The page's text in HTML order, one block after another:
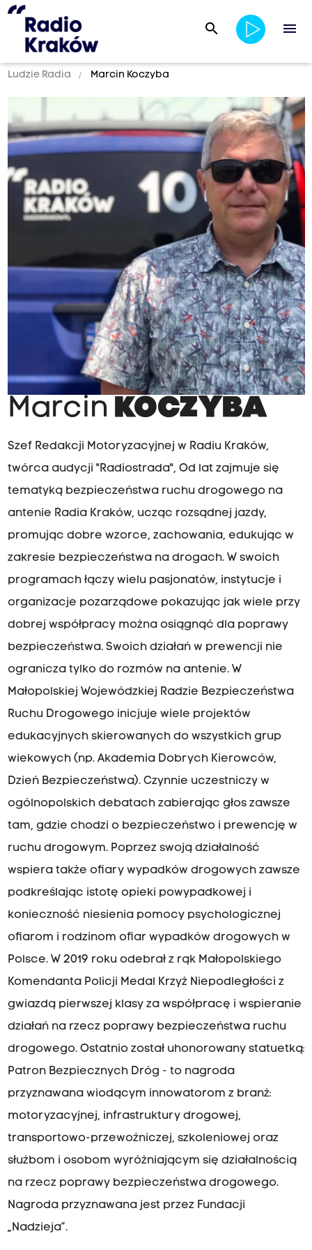
search menu
Ludzie Radia Marcin Koczyba
MarcinKOCZYBA
Szef Redakcji Motoryzacyjnej w Radiu Kraków,
twórca audycji "Radiostrada", Od lat zajmuje się
tematyką bezpieczeństwa ruchu drogowego na
antenie Radia Kraków, ucząc rozsądnej jazdy,
promując dobre wzorce, zachowania, edukując w
zakresie bezpieczeństwa na drogach. W swoich
programach łączy wielu pasjonatów, instytucje i
organizacje pozarządowe pokazując jak wiele przy
dobrej współpracy można osiągnąć dla poprawy
bezpieczeństwa. Swoich działań w prewencji nie
ogranicza tylko do rozmów na antenie. W
Małopolskiej Wojewódzkiej Radzie Bezpieczeństwa
Ruchu Drogowego inicjuje wiele projektów
edukacyjnych skierowanych do wszystkich grup
wiekowych (np. Akademia Dobrych Kierowców,
Dzień Bezpieczeństwa). Czynnie uczestniczy w
ogólnopolskich debatach zabierając głos zawsze
tam, gdzie chodzi o bezpieczeństwo i prewencję w
ruchu drogowym. Poprzez swoją działalność
wspiera także ofiary wypadków drogowych zawsze
podkreślając istotę opieki powypadkowej i
konieczność niesienia pomocy psychologicznej
ofiarom i rodzinom ofiar wypadków drogowych w
Polsce. W 2019 roku odebrał z rąk Małopolskiego
Komendanta Policji Medal Krzyż Niepodległości z
gwiazdą pierwszej klasy za współpracę i wspieranie
działań na rzecz poprawy bezpieczeństwa ruchu
drogowego. Ostatnio został uhonorowany statuetką:
Patron Bezpiecznych Dróg - to nagroda
przyznawana wiodącym innowatorom z branż:
motoryzacyjnej, infrastruktury drogowej,
transportowo-przewoźniczej, szkoleniowej oraz
służbom i osobom wyróżniającym się działalnością
na rzecz poprawy bezpieczeństwa drogowego.
Nagroda przyznawana jest przez Fundacji
„Nadzieja”.